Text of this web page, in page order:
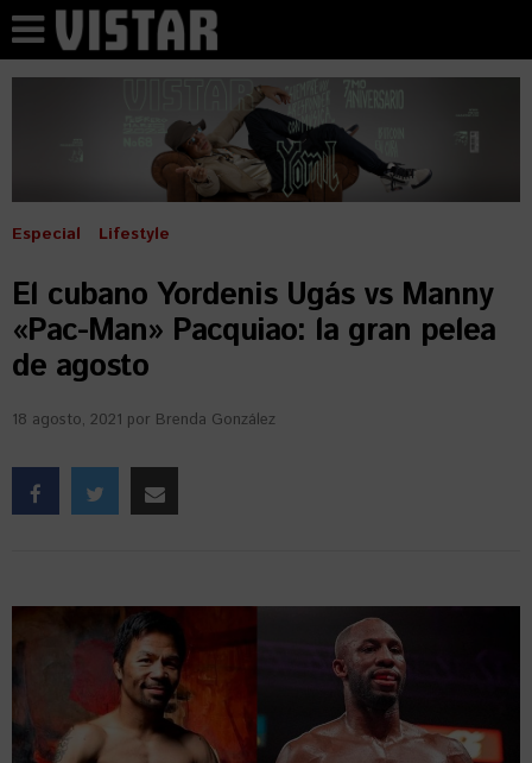
Especial Lifestyle
El cubano Yordenis Ugás vs Manny
«Pac-Man» Pacquiao: la gran pelea
de agosto
18 agosto, 2021 por Brenda González